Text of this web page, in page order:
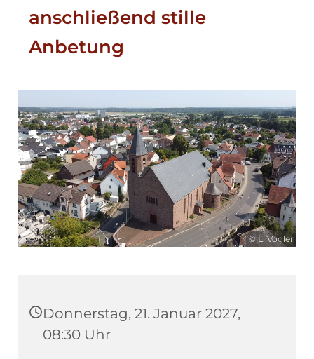
anschließend stille
Anbetung
© L. Vogler
Donnerstag, 21. Januar 2027,
08:30 Uhr